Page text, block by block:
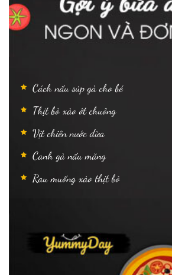
Cách nấu súp gà cho bé
Thịt bò xào ớt chuông
Vịt chiên nước dừa
Canh gà nấu măng
Rau muống xào thịt bò